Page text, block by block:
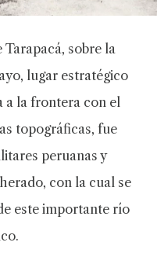
sobre la
lugar estratégico
a la frontera con el
topográficas, fue
peruanas y
con la cual se
este importante río